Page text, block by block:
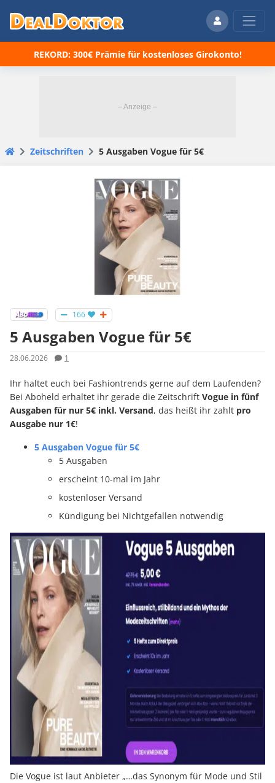
REKORD: 300€ Prämie für kostenloses Girokonto!
Zeitschriften 5 Ausgaben Vogue für 5€
166
5 Ausgaben Vogue für 5€
28.06.2026 1
Ihr haltet euch bei Fashiontrends gerne auf dem Laufenden?
Bei Aboheld erhaltet ihr gerade die Zeitschrift Vogue in fünf
Ausgaben für nur 5€ inkl. Versand, das heißt ihr zahlt pro
Ausgabe nur 1€!
5 Ausgaben Vogue für 5€
5 Ausgaben
erscheint 10-mal im Jahr
kostenloser Versand
Kündigung bei Nichtgefallen notwendig
Die Vogue ist laut Anbieter „…das Synonym für Mode und Stil